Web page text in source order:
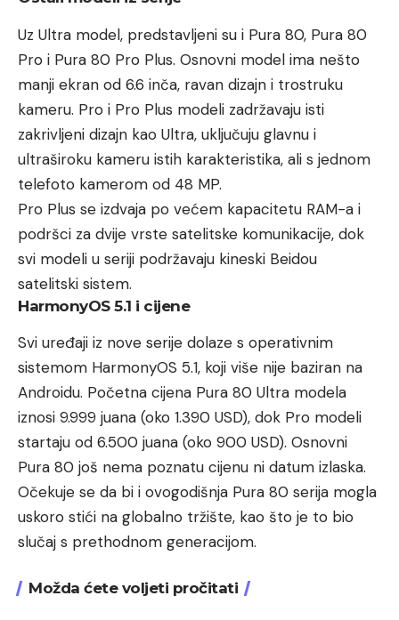
Uz Ultra model, predstavljeni su i Pura 80, Pura 80
Pro i Pura 80 Pro Plus. Osnovni model ima nešto
manji ekran od 6.6 inča, ravan dizajn i trostruku
kameru. Pro i Pro Plus modeli zadržavaju isti
zakrivljeni dizajn kao Ultra, uključuju glavnu i
ultraširoku kameru istih karakteristika, ali s jednom
telefoto kamerom od 48 MP.
Pro Plus se izdvaja po većem kapacitetu RAM-a i
podršci za dvije vrste satelitske komunikacije, dok
svi modeli u seriji podržavaju kineski Beidou
satelitski sistem.
HarmonyOS 5.1 i cijene
Svi uređaji iz nove serije dolaze s operativnim
sistemom HarmonyOS 5.1, koji više nije baziran na
Androidu. Početna cijena Pura 80 Ultra modela
iznosi 9.999 juana (oko 1.390 USD), dok Pro modeli
startaju od 6.500 juana (oko 900 USD). Osnovni
Pura 80 još nema poznatu cijenu ni datum izlaska.
Očekuje se da bi i ovogodišnja Pura 80 serija mogla
uskoro stići na globalno tržište, kao što je to bio
slučaj s prethodnom generacijom.
Možda ćete voljeti pročitati